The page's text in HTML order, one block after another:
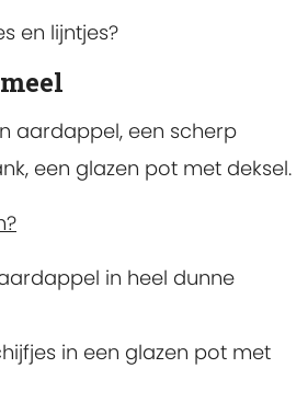
en lijntjes?
aardappel, een scherp
een glazen pot met deksel.
in heel dunne
in een glazen pot met